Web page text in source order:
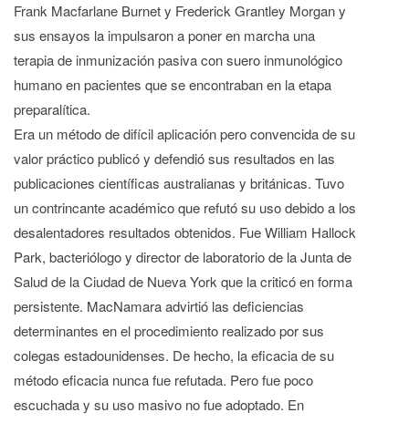
Frank Macfarlane Burnet y Frederick Grantley Morgan y
sus ensayos la impulsaron a poner en marcha una
terapia de inmunización pasiva con suero inmunológico
humano en pacientes que se encontraban en la etapa
preparalítica.
Era un método de difícil aplicación pero convencida de su
valor práctico publicó y defendió sus resultados en las
publicaciones científicas australianas y británicas. Tuvo
un contrincante académico que refutó su uso debido a los
desalentadores resultados obtenidos. Fue William Hallock
Park, bacteriólogo y director de laboratorio de la Junta de
Salud de la Ciudad de Nueva York que la criticó en forma
persistente. MacNamara advirtió las deficiencias
determinantes en el procedimiento realizado por sus
colegas estadounidenses. De hecho, la eficacia de su
método eficacia nunca fue refutada. Pero fue poco
escuchada y su uso masivo no fue adoptado. En